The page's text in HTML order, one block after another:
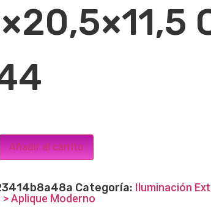
Añadir al carrito
Categoría: Iluminación
Aplique Moderno